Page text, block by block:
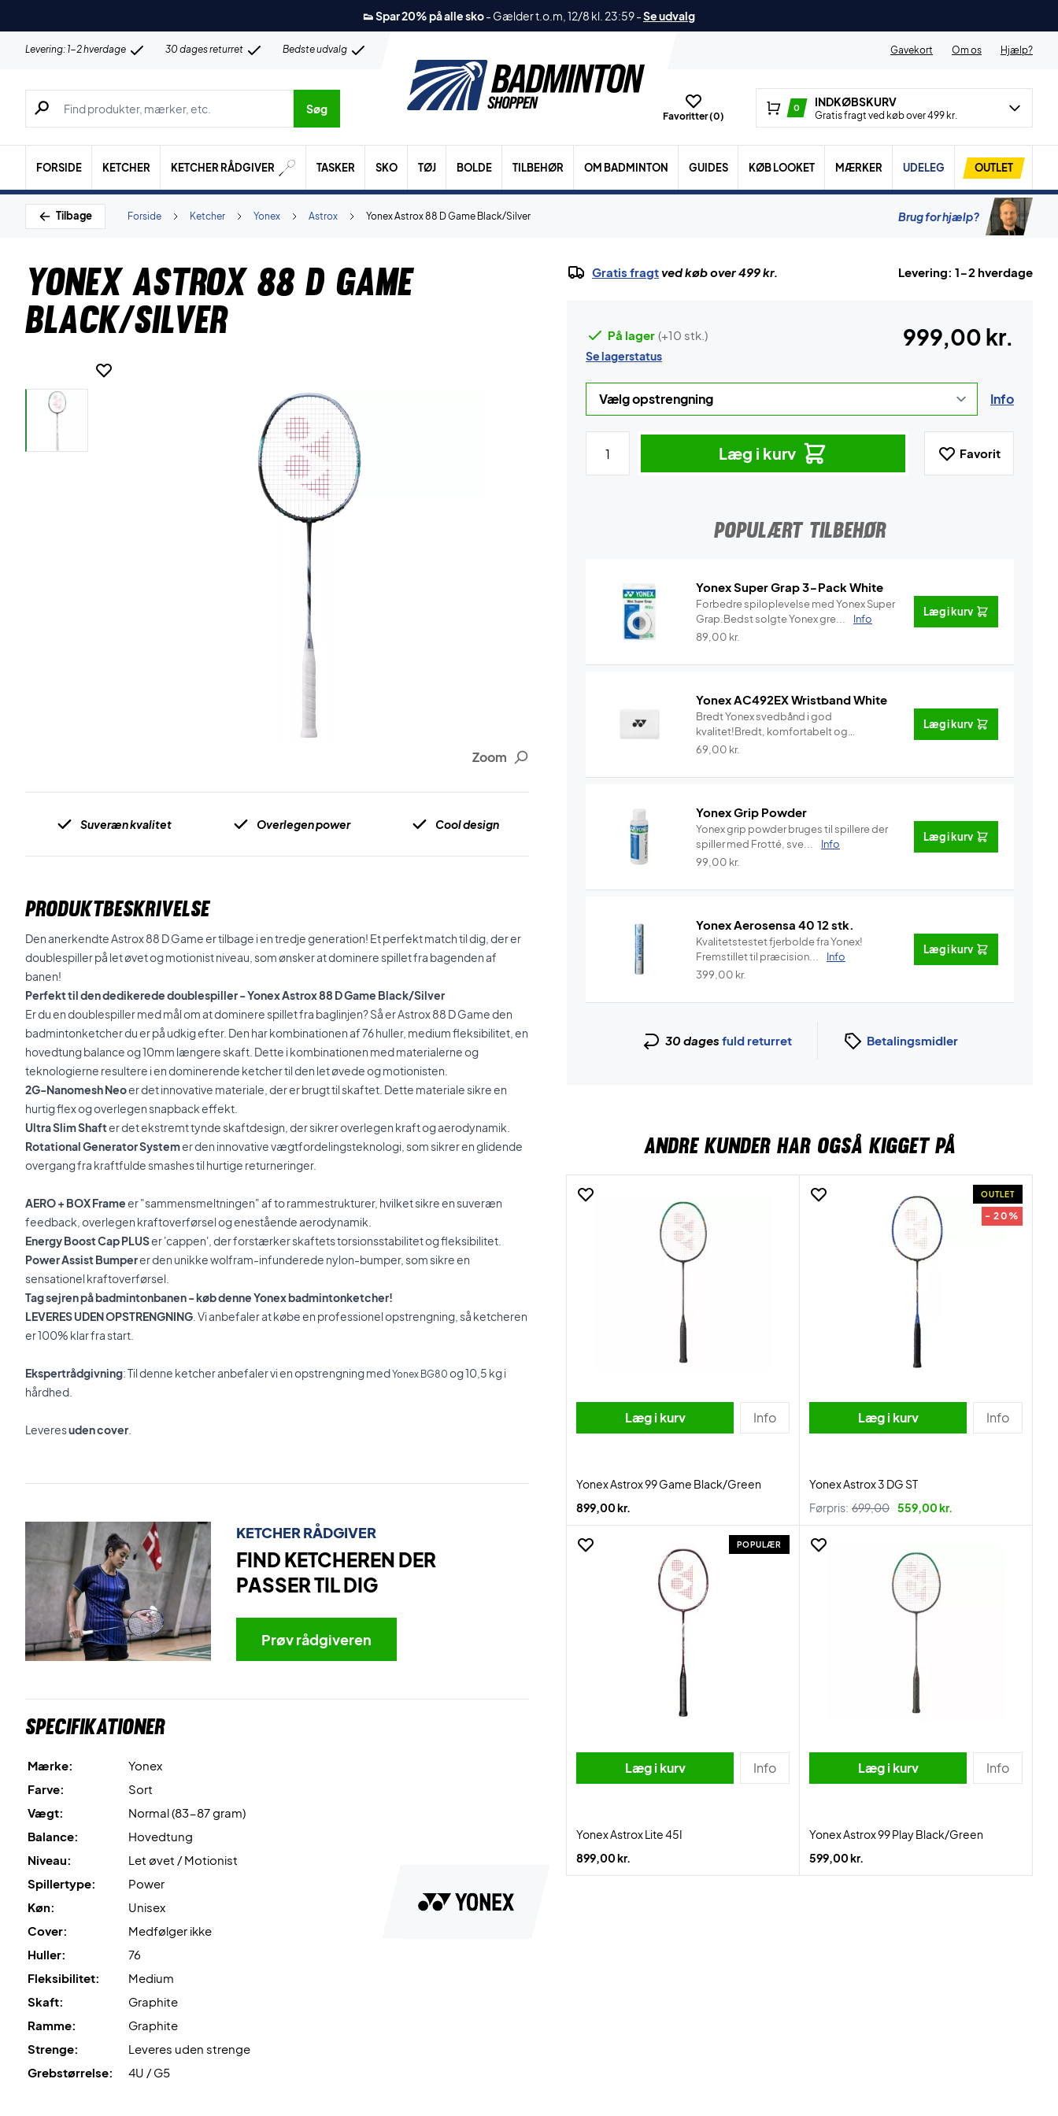
👟 Spar 20% på alle sko- Gælder t.o.m, 12/8 kl. 23:59-Se udvalg
Levering: 1-2 hverdage 30 dages returret Bedste udvalg Gavekort Om os Hjælp?
Søg efter produkter, mærker etc.
Søg
Favoritter (0)
0 INDKØBSKURV
Gratis fragt ved køb over 499 kr.
FORSIDE KETCHER KETCHER RÅDGIVER TASKER SKO TØJ BOLDE TILBEHØR OM BADMINTON GUIDES KØB LOOKET MÆRKER UDELEG OUTLET
Tilbage Yonex Astrox 88 D Game Black/Silver
Astrox
Yonex
Ketcher
Forside Brug for hjælp?
Yonex Astrox 88 D Game
Black/Silver
Zoom
Suveræn kvalitet Overlegen power Cool design
PRODUKTBESKRIVELSE
Den anerkendte Astrox 88 D Game er tilbage i en tredje generation! Et perfekt match til dig, der er
doublespiller på let øvet og motionist niveau, som ønsker at dominere spillet fra bagenden af
banen!
Perfekt til den dedikerede doublespiller - Yonex Astrox 88 D Game Black/Silver
Er du en doublespiller med mål om at dominere spillet fra baglinjen? Så er Astrox 88 D Game den
badmintonketcher du er på udkig efter. Den har kombinationen af 76 huller, medium fleksibilitet, en
hovedtung balanceog 10mm længere skaft. Dette i kombinationen med materialerne og
teknologierne resultere i en dominerende ketcher til den let øvede og motionisten.
2G-Nanomesh Neoer det innovative materiale, der er brugt til skaftet. Dette materiale sikre en
hurtig flex og overlegen snapback effekt.
Ultra Slim Shafter det ekstremt tynde skaftdesign, der sikrer overlegen kraft og aerodynamik.
Rotational Generator Systemer den innovative vægtfordelingsteknologi, som sikrer en glidende
overgang fra kraftfulde smashes til hurtige returneringer.
AERO + BOX Frameer "sammensmeltningen" af to rammestrukturer, hvilket sikre en suveræn
feedback, overlegen kraftoverførsel og enestående aerodynamik.
Energy Boost Cap PLUSer 'cappen', der forstærker skaftets torsionsstabilitet og fleksibilitet.
Power Assist Bumperer den unikke wolfram-infunderede nylon-bumper, som sikre en
sensationel kraftoverførsel.
Tag sejren på badmintonbanen - køb denne Yonex badmintonketcher!
LEVERES UDEN OPSTRENGNING . Vi anbefaler at købe en professionel opstrengning, så ketcheren
er 100% klar fra start.
Ekspertrådgivning: Til denne ketcher anbefaler vi en opstrengning medYonex BG80 og 10,5 kg i
hårdhed.
Leveresuden cover
KETCHER RÅDGIVER
FIND KETCHEREN DER
PASSER TIL DIG
Prøv rådgiveren
Specifikationer
Mærke:
Yonex
Farve:
Sort
Vægt:
Normal (83-87 gram)
Balance:
Hovedtung
Niveau:
Let øvet / Motionist
Spillertype:
Power
Køn:
Unisex
Cover:
Medfølger ikke
Huller:
76
Fleksibilitet:
Medium
Skaft:
Graphite
Ramme:
Graphite
Strenge:
Leveres uden strenge
Grebstørrelse:
4U / G5
Gratis fragtved køb over 499 kr. Levering: 1-2 hverdage
På lager (+10 stk.)
Se lagerstatus
999,00 kr.
Info
Læg i kurv Favorit
POPULÆRT TILBEHØR
Yonex Super Grap 3-Pack White
Forbedre spiloplevelse med Yonex Super
Grap.Bedst solgte Yonex gre...
Info
89,00 kr.
Læg i kurv
Yonex AC492EX Wristband White
Bredt Yonex svedbånd i god
kvalitet!Bredt, komfortabelt og
svedab...
69,00 kr.
Læg i kurv
Yonex Grip Powder
Yonex grip powder bruges til spillere der
spiller med Frotté, sve...
Info
99,00 kr.
Læg i kurv
Yonex Aerosensa 40 12 stk.
Kvalitetstestet fjerbolde fra Yonex!
Fremstillet til præcision...
Info
399,00 kr.
Læg i kurv
30 dages fuld returret Betalingsmidler
ANDRE KUNDER HAR OGSÅ KIGGET PÅ
Læg i kurv Info
Yonex Astrox 99 Game Black/Green
899,00 kr.
OUTLET
- 20%
Læg i kurv Info
Yonex Astrox 3 DG ST
Førpris: 699,00 559,00 kr.
POPULÆR
Læg i kurv Info
Yonex Astrox Lite 45I
899,00 kr.
Læg i kurv Info
Yonex Astrox 99 Play Black/Green
599,00 kr.